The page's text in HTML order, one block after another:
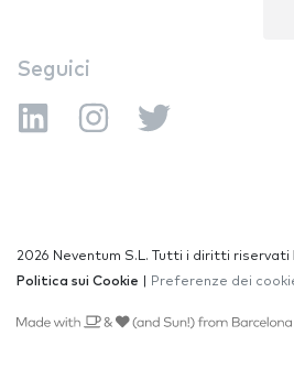
Seguici
2026 Neventum S.L. Tutti i diritti riservati
Politica sui Cookie
Preferenze dei